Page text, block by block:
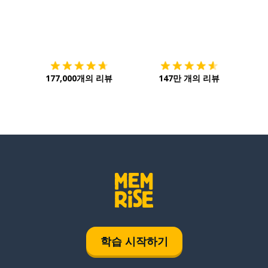
177,000개의 리뷰 147만 개의 리뷰
학습 시작하기